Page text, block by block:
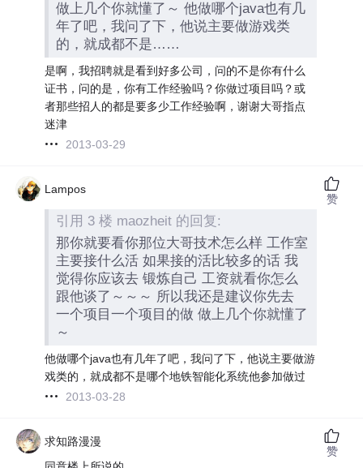
做上几个你就懂了～ 他做哪个java也有几
年了吧，我问了下，他说主要做游戏类
的，就成都不是……
是啊，我招聘就是看到好多公司，问的不是你有什么
证书，问的是，你有工作经验吗？你做过项目吗？或
者那些招人的都是要多少工作经验啊，谢谢大哥指点
迷津
2013-03-29
Lampos
引用 3 楼 maozheit 的回复:
那你就要看你那位大哥技术怎么样 工作室
主要接什么活 如果接的活比较多的话 我
觉得你应该去 锻炼自己 工资就看你怎么
跟他谈了～～～ 所以我还是建议你先去
一个项目一个项目的做 做上几个你就懂了
～
他做哪个java也有几年了吧，我问了下，他说主要做游
戏类的，就成都不是哪个地铁智能化系统他参加做过
2013-03-28
赞
求知路漫漫
赞